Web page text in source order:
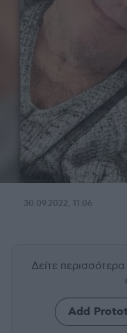
30.09.2022, 11:06
Δείτε
Add